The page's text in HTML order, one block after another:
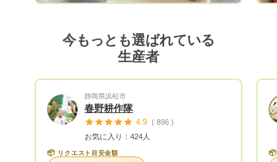
今もっとも選ばれている
生産者
静岡県浜松市
春野耕作隊
4.9 ( 896 )
お気に入り：424人
📦 リクエスト目安金額 📦